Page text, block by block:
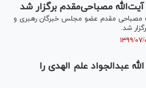
مصباحی‌مقدم برگزار شد
مصباحی مقدم عضو مجلس خبرگان رهبری و
شد.
عبدالجواد علم الهدی را